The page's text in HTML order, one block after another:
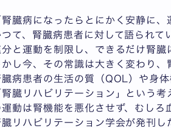
腎臓病になったらとにかく安静に、
つて、腎臓病患者に対して語られて
分と運動を制限し、できるだけ腎臓
かし今、その常識は大きく変わり
臓病患者の生活の質（QOL）や身
腎臓リハビリテーション」という
運動は腎機能を悪化させず、むし
臓リハビリテーション学会が発刊